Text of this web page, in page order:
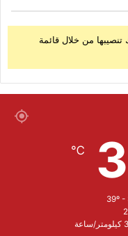
من خلال قائمة
℃